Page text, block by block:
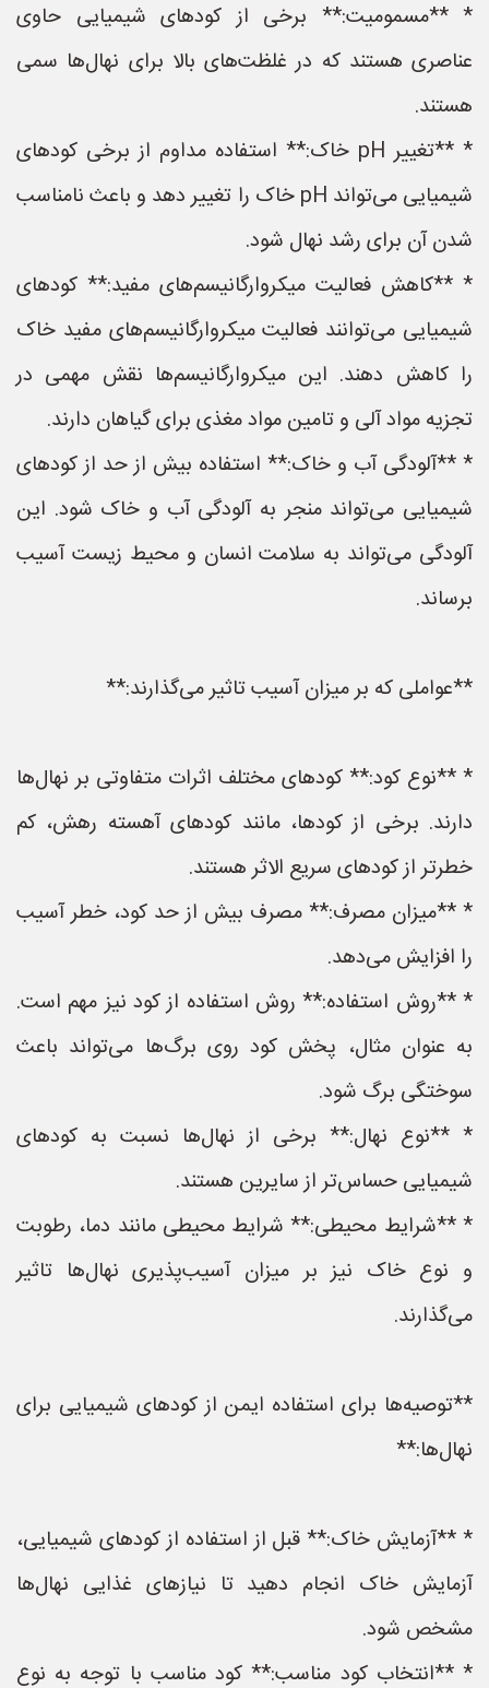
* **مسمومیت:** برخی از کودهای شیمیایی حاوی
عناصری هستند که در غلظت‌های بالا برای نهال‌ها سمی
هستند.
* **تغییر pH خاک:** استفاده مداوم از برخی کودهای
شیمیایی می‌تواند pH خاک را تغییر دهد و باعث نامناسب
شدن آن برای رشد نهال شود.
* **کاهش فعالیت میکروارگانیسم‌های مفید:** کودهای
شیمیایی می‌توانند فعالیت میکروارگانیسم‌های مفید خاک
را کاهش دهند. این میکروارگانیسم‌ها نقش مهمی در
تجزیه مواد آلی و تامین مواد مغذی برای گیاهان دارند.
* **آلودگی آب و خاک:** استفاده بیش از حد از کودهای
شیمیایی می‌تواند منجر به آلودگی آب و خاک شود. این
آلودگی می‌تواند به سلامت انسان و محیط زیست آسیب
برساند.
**عواملی که بر میزان آسیب تاثیر می‌گذارند:**
* **نوع کود:** کودهای مختلف اثرات متفاوتی بر نهال‌ها
دارند. برخی از کودها، مانند کودهای آهسته رهش، کم
خطرتر از کودهای سریع الاثر هستند.
* **میزان مصرف:** مصرف بیش از حد کود، خطر آسیب
را افزایش می‌دهد.
* **روش استفاده:** روش استفاده از کود نیز مهم است.
به عنوان مثال، پخش کود روی برگ‌ها می‌تواند باعث
سوختگی برگ شود.
* **نوع نهال:** برخی از نهال‌ها نسبت به کودهای
شیمیایی حساس‌تر از سایرین هستند.
* **شرایط محیطی:** شرایط محیطی مانند دما، رطوبت
و نوع خاک نیز بر میزان آسیب‌پذیری نهال‌ها تاثیر
می‌گذارند.
**توصیه‌ها برای استفاده ایمن از کودهای شیمیایی برای
نهال‌ها:**
* **آزمایش خاک:** قبل از استفاده از کودهای شیمیایی،
آزمایش خاک انجام دهید تا نیازهای غذایی نهال‌ها
مشخص شود.
* **انتخاب کود مناسب:** کود مناسب با توجه به نوع